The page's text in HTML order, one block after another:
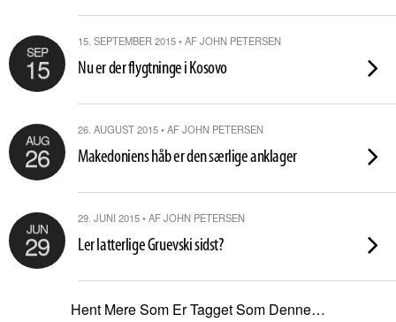
SEP
15
15. SEPTEMBER 2015 • AF JOHN PETERSEN
Nu er der flygtninge i Kosovo
AUG
26
26. AUGUST 2015 • AF JOHN PETERSEN
Makedoniens håb er den særlige anklager
JUN
29
29. JUNI 2015 • AF JOHN PETERSEN
Ler latterlige Gruevski sidst?
Hent Mere Som Er Tagget Som Denne…